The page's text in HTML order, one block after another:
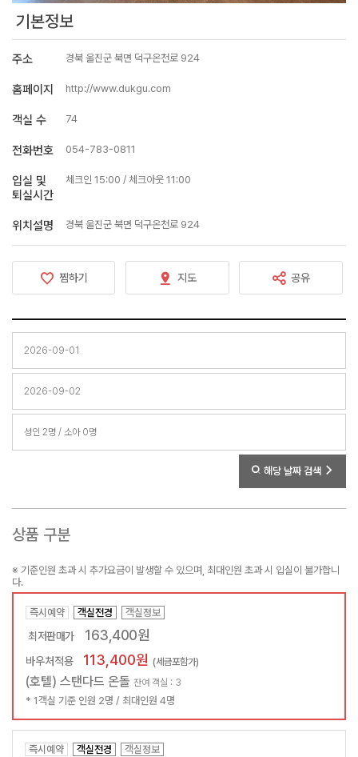
기본정보
주소 경북 울진군 북면 덕구온천로 924
홈페이지 http://www.dukgu.com
객실 수 74
전화번호 054-783-0811
입실 및
퇴실시간
체크인 15:00 / 체크아웃 11:00
위치설명 경북 울진군 북면 덕구온천로 924
찜하기 지도 공유
해당 날짜 검색
상품 구분
※ 기준인원 초과 시 추가요금이 발생할 수 있으며, 최대인원 초과 시 입실이 불가합니
다.
즉시예약 객실전경 객실정보
최저판매가 163,400원
바우처적용 113,400원 (세금포함가)
(호텔) 스탠다드 온돌 잔여 객실 : 3
* 1객실 기준 인원 2명 / 최대인원 4명
즉시예약 객실전경 객실정보